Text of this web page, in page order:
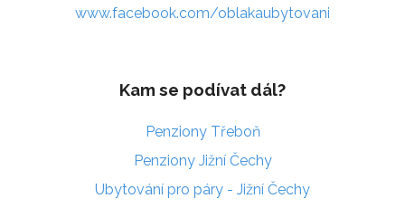
www.facebook.com/oblakaubytovani
Kam se podívat dál?
Penziony Třeboň
Penziony Jižní Čechy
Ubytování pro páry - Jižní Čechy